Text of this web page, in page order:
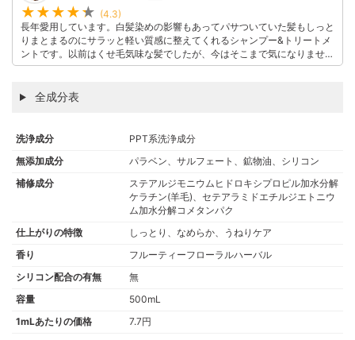
(4.3)
長年愛用しています。白髪染めの影響もあってパサついていた髪もしっと
りまとまるのにサラッと軽い質感に整えてくれるシャンプー&トリートメ
ントです。以前はくせ毛気味な髪でしたが、今はそこまで気になりませ
ん！シャンプーの泡切れがいい点と、ほのかな香りも好きです。
全成分表
洗浄成分
PPT系洗浄成分
無添加成分
パラベン、サルフェート、鉱物油、シリコン
補修成分
ステアルジモニウムヒドロキシプロピル加水分解
ケラチン(羊毛)、セテアラミドエチルジエトニウ
ム加水分解コメタンパク
仕上がりの特徴
しっとり、なめらか、うねりケア
香り
フルーティーフローラルハーバル
シリコン配合の有無
無
容量
500mL
1mLあたりの価格
7.7円